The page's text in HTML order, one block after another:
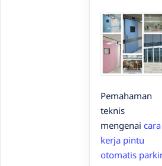
Pemahaman
teknis
mengenai cara
kerja pintu
otomatis